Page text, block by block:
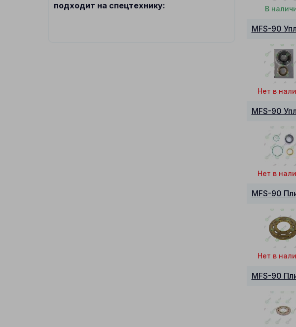
подходит на спецтехнику:
В
MFS-90
Нет в
MFS-90
Нет в
MFS-90
Нет в
MFS-90